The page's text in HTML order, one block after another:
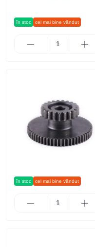
în stoc cel mai bine vândut
în stoc cel mai bine vândut